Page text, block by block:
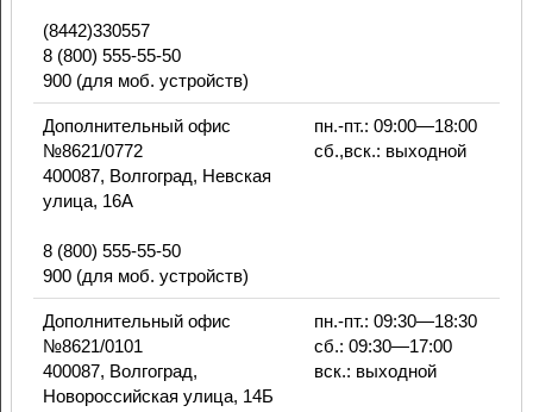
(8442)330557
8 (800) 555-55-50
900 (для моб. устройств)
Дополнительный офис
№8621/0772
400087, Волгоград, Невская
улица, 16А
8 (800) 555-55-50
900 (для моб. устройств)
пн.-пт.: 09:00—18:00
сб.,вск.: выходной
Дополнительный офис
№8621/0101
400087, Волгоград,
Новороссийская улица, 14Б
пн.-пт.: 09:30—18:30
сб.: 09:30—17:00
вск.: выходной